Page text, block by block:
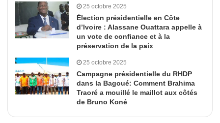
25 octobre 2025
Élection présidentielle en Côte
d’Ivoire : Alassane Ouattara appelle à
un vote de confiance et à la
préservation de la paix
25 octobre 2025
Campagne présidentielle du RHDP
dans la Bagoué: Comment Brahima
Traoré a mouillé le maillot aux côtés
de Bruno Koné